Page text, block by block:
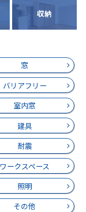
収納
窓
バリアフリー
室内窓
建具
耐震
ワークスペース
照明
その他